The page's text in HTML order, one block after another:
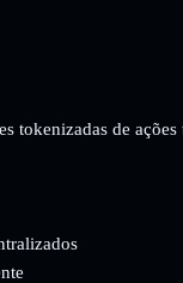
tokenizadas de